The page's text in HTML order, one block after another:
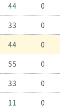
44
0
33
0
44
0
55
0
33
0
11
0